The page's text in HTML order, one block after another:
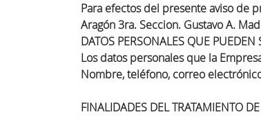
Para efectos del presente aviso de
Aragón 3ra. Seccion. Gustavo A.
DATOS PERSONALES QUE PUEDEN
Los datos personales que la
Nombre, teléfono, correo
FINALIDADES DEL TRATAMIENTO